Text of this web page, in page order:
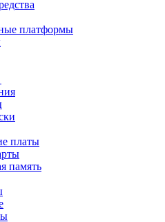
платформы
платы
память